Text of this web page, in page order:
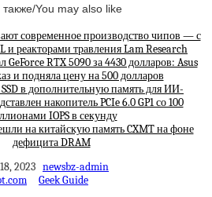
You may also like
современное производство чипов — с
и реакторами травления Lam Research
GeForce RTX 5090 за 4430 долларов: Asus
и подняла цену на 500 долларов
в дополнительную память для ИИ-
накопитель PCIe 6.0 GP1 со 100
IOPS в секунду
на китайскую память CXMT на фоне
дефицита DRAM
2023 newsbz-admin
Geek Guide